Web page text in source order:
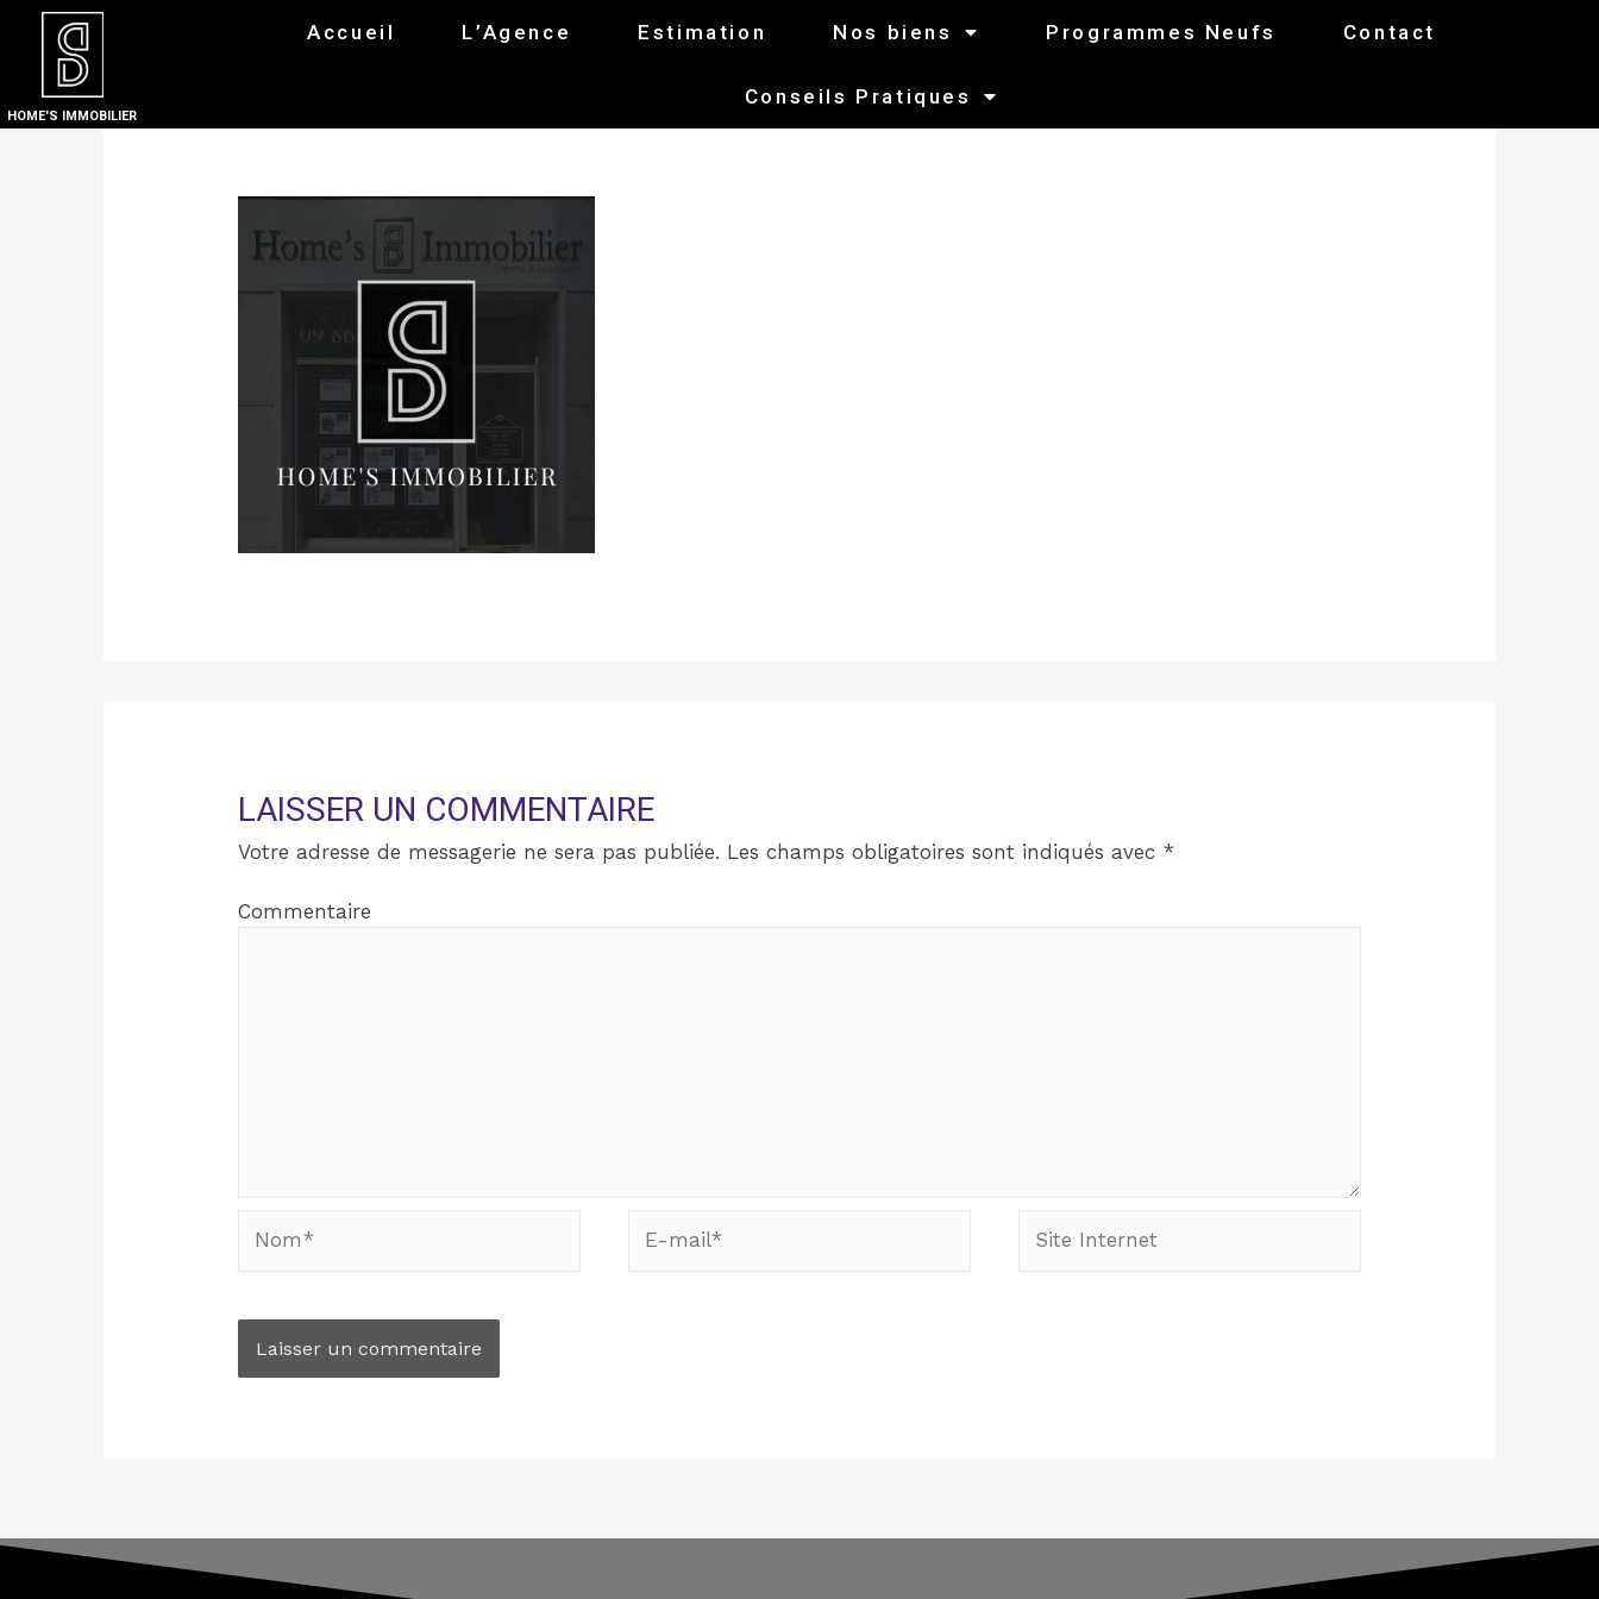
HOME'S IMMOBILIER
Accueil L’Agence Estimation Nos biens Programmes Neufs Contact
Conseils Pratiques
LAISSER UN COMMENTAIRE
Votre adresse de messagerie ne sera pas publiée. Les champs obligatoires sont indiqués avec *
Commentaire